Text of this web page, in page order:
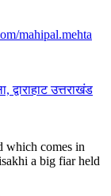
mahipal.mehta
उत्तराखंड
which comes in
a big fiar held